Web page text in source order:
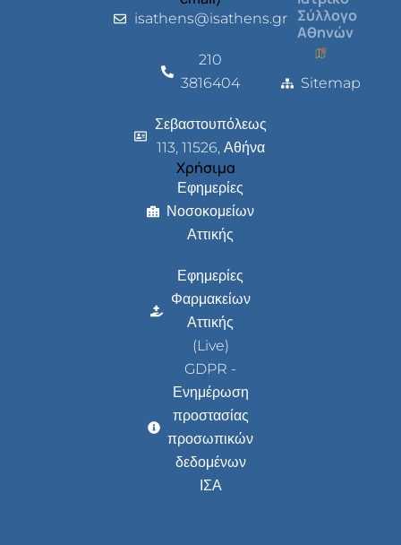
isathens@isathens.gr
210
3816404
Σεβαστουπόλεως
113, 11526, Αθήνα
Χρήσιμα
Εφημερίες
Νοσοκομείων
Αττικής
Εφημερίες
Φαρμακείων
Αττικής
(Live)
GDPR -
Ενημέρωση
προστασίας
προσωπικών
δεδομένων
ΙΣΑ
Σύλλογο
Αθηνών
Sitemap